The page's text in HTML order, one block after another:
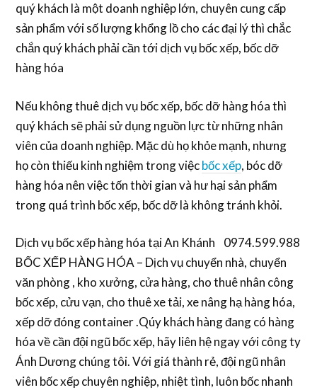
quý khách là một doanh nghiệp lớn, chuyên cung cấp
sản phẩm với số lượng khổng lồ cho các đại lý thì chắc
chắn quý khách phải cần tới dịch vụ bốc xếp, bốc dỡ
hàng hóa
Nếu không thuê dịch vụ bốc xếp, bốc dỡ hàng hóa thì
quý khách sẽ phải sử dụng nguồn lực từ những nhân
viên của doanh nghiệp. Mặc dù họ khỏe mạnh, nhưng
họ còn thiếu kinh nghiệm trong việcbốc xếp, bóc dỡ
hàng hóa nên việc tốn thời gian và hư hại sản phẩm
trong quá trình bốc xếp, bốc dỡ là không tránh khỏi.
Dịch vụ bốc xếp hàng hóa tại An Khánh 0974.599.988
BỐC XẾP HÀNG HÓA – Dịch vụ chuyển nhà, chuyển
văn phòng , kho xưởng, cửa hàng, cho thuê nhân công
bốc xếp, cửu vạn, cho thuê xe tải, xe nâng hạ hàng hóa,
xếp dỡ đóng container .Qúy khách hàng đang có hàng
hóa về cần đội ngũ bốc xếp, hãy liên hệ ngay với công ty
Ánh Dương chúng tôi. Với giá thành rẻ, đội ngũ nhân
viên bốc xếp chuyên nghiệp, nhiệt tình, luôn bốc nhanh